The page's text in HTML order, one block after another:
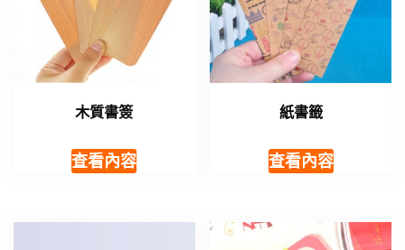
木質書簽
查看內容
紙書籤
查看內容